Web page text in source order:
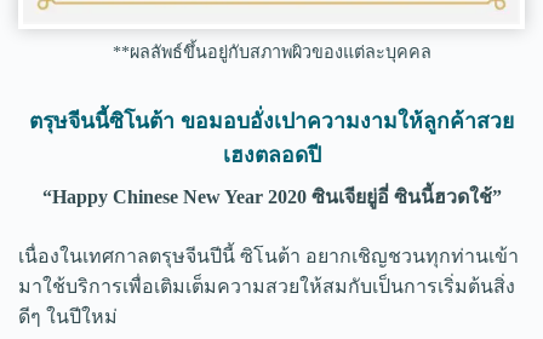
**ผลลัพธ์ขึ้นอยู่กับสภาพผิวของแต่ละบุคคล
ตรุษจีนนี้ซิโนต้า ขอมอบอั่งเปาความงามให้ลูกค้าสวย
เฮงตลอดปี
“Happy Chinese New Year 2020 ซินเจียยู่อี่ ซินนี้ฮวดใช้”
เนื่องในเทศกาลตรุษจีนปีนี้ ซิโนต้า อยากเชิญชวนทุกท่านเข้า
มาใช้บริการเพื่อเติมเต็มความสวยให้สมกับเป็นการเริ่มต้นสิ่ง
ดีๆ ในปีใหม่